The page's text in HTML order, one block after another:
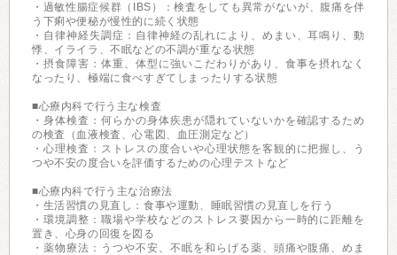
・過敏性腸症候群（IBS）：検査をしても異常がないが、腹痛を伴
う下痢や便秘が慢性的に続く状態
・自律神経失調症：自律神経の乱れにより、めまい、耳鳴り、動
悸、イライラ、不眠などの不調が重なる状態
・摂食障害：体重、体型に強いこだわりがあり、食事を摂れなく
なったり、極端に食べすぎてしまったりする状態
■心療内科で行う主な検査
・身体検査：何らかの身体疾患が隠れていないかを確認するため
の検査（血液検査、心電図、血圧測定など）
・心理検査：ストレスの度合いや心理状態を客観的に把握し、う
つや不安の度合いを評価するための心理テストなど
■心療内科で行う主な治療法
・生活習慣の見直し：食事や運動、睡眠習慣の見直しを行う
・環境調整：職場や学校などのストレス要因から一時的に距離を
置き、心身の回復を図る
・薬物療法：うつや不安、不眠を和らげる薬、頭痛や腹痛、めま